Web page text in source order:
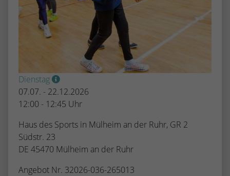
Dienstag
07.07. - 22.12.2026
12:00 - 12:45 Uhr
Haus des Sports in Mülheim an der Ruhr, GR 2
Südstr. 23
DE 45470 Mülheim an der Ruhr
Angebot Nr. 32026-036-265013